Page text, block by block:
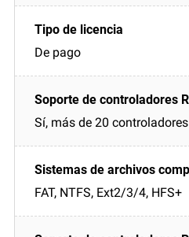
De pago
Sí, más de 20 controladores
FAT, NTFS, Ext2/3/4, HFS+